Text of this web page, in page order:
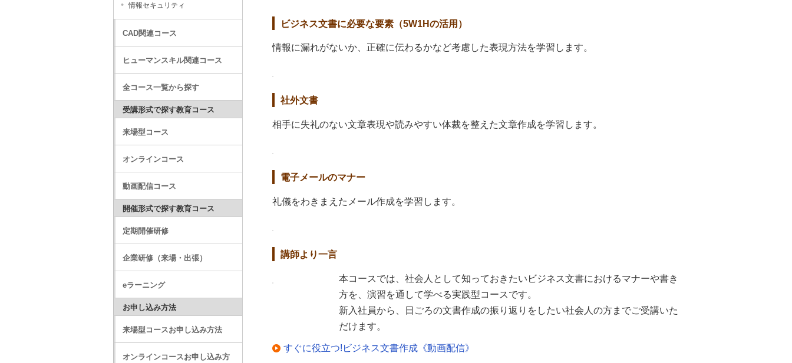
ビジネス文書に必要な要素（5W1Hの活用）
情報に漏れがないか、正確に伝わるかなど考慮した表現方法を学習します。
社外文書
相手に失礼のない文章表現や読みやすい体裁を整えた文章作成を学習します。
電子メールのマナー
礼儀をわきまえたメール作成を学習します。
講師より一言
本コースでは、社会人として知っておきたいビジネス文書におけるマナーや書き
方を、演習を通して学べる実践型コースです。
新入社員から、日ごろの文書作成の振り返りをしたい社会人の方までご受講いた
だけます。
すぐに役立つ!ビジネス文書作成《動画配信》
情報セキュリティ
CAD関連コース
ヒューマンスキル関連コース
全コース一覧から探す
受講形式で探す教育コース
来場型コース
オンラインコース
動画配信コース
開催形式で探す教育コース
定期開催研修
企業研修（来場・出張）
eラーニング
お申し込み方法
来場型コースお申し込み方法
オンラインコースお申し込み方